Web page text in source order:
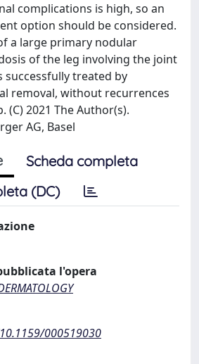
complications is high, so an
option should be considered.
a large primary nodular
of the leg involving the joint
successfully treated by
removal, without recurrences
(C) 2021 The Author(s).
AG, Basel
Scheda completa
(DC)
l'opera
000519030